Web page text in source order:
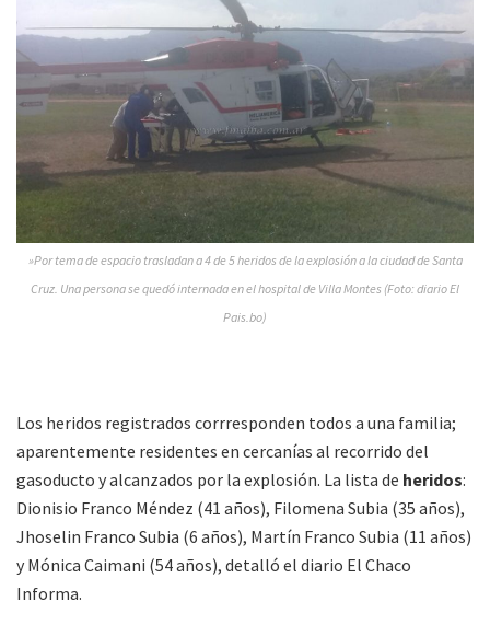
»Por tema de espacio trasladan a 4 de 5 heridos de la explosión a la ciudad de Santa
Cruz. Una persona se quedó internada en el hospital de Villa Montes (Foto: diario El
Pais.bo)
Los heridos registrados corrresponden todos a una familia;
aparentemente residentes en cercanías al recorrido del
gasoducto y alcanzados por la explosión. La lista de heridos:
Dionisio Franco Méndez (41 años), Filomena Subia (35 años),
Jhoselin Franco Subia (6 años), Martín Franco Subia (11 años)
y Mónica Caimani (54 años), detalló el diario El Chaco
Informa.